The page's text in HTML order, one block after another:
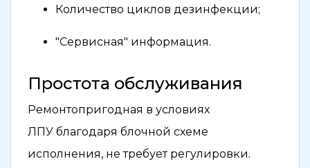
Количество циклов дезинфекции;
"Сервисная" информация.
Простота обслуживания
Ремонтопригодная в условиях
ЛПУ благодаря блочной схеме
исполнения, не требует регулировки.